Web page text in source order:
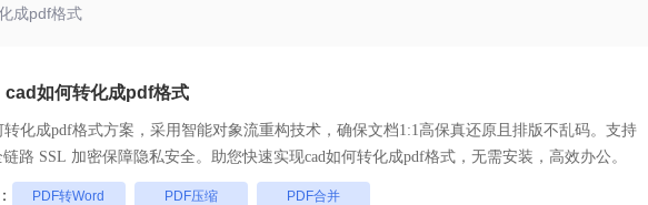
成pdf格式
cad如何转化成pdf格式
转化成pdf格式方案，采用智能对象流重构技术，确保文档1:1高保真还原且排版不乱码。支持
批量处理， 全链路 SSL 加密保障隐私安全。助您快速实现cad如何转化成pdf格式，无需安装，高效办公。
PDF转Word PDF压缩 PDF合并